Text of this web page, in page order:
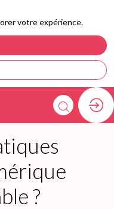
?
votre expérience.